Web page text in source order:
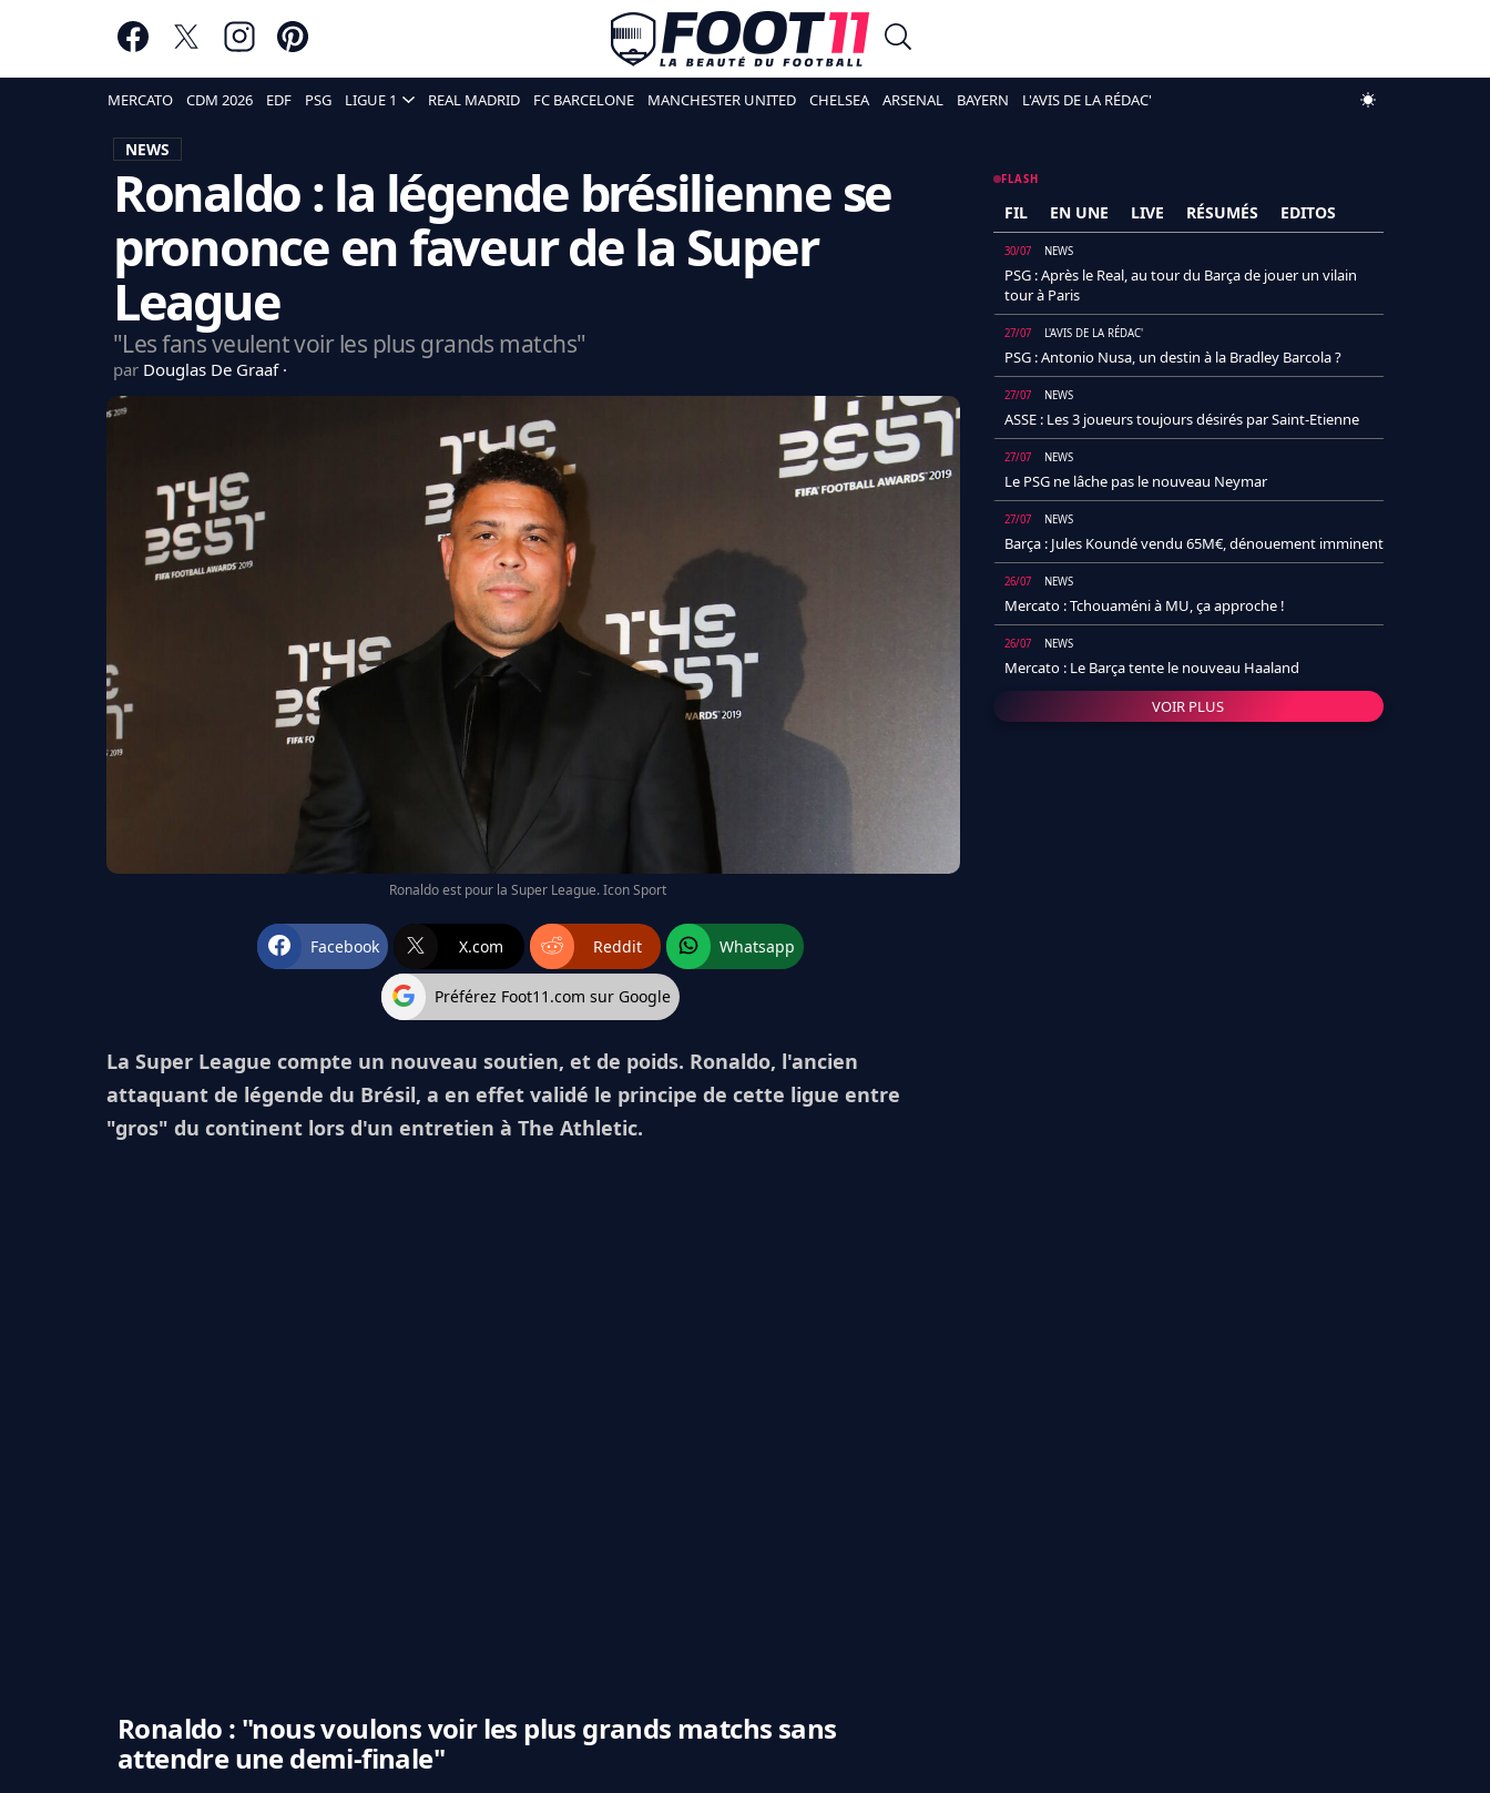
MERCATO CDM 2026 EDF PSG LIGUE 1 REAL MADRID FC BARCELONE MANCHESTER UNITED CHELSEA ARSENAL BAYERN L'AVIS DE LA RÉDAC'
NEWS
Ronaldo : la légende brésilienne se
prononce en faveur de la Super
League
"Les fans veulent voir les plus grands matchs"
par Douglas De Graaf
Ronaldo est pour la Super League. Icon Sport
Facebook X.com Reddit Whatsapp
Préférez Foot11.com sur Google
La Super League compte un nouveau soutien, et de poids. Ronaldo, l'ancien
attaquant de légende du Brésil, a en effet validé le principe de cette ligue entre
"gros" du continent lors d'un entretien à The Athletic.
Ronaldo : "nous voulons voir les plus grands matchs sans
attendre une demi-finale"
FLASH
FIL EN UNE LIVE RÉSUMÉS EDITOS
30/07 NEWS
PSG : Après le Real, au tour du Barça de jouer un vilain
tour à Paris
27/07 L'AVIS DE LA RÉDAC'
PSG : Antonio Nusa, un destin à la Bradley Barcola ?
27/07 NEWS
ASSE : Les 3 joueurs toujours désirés par Saint-Etienne
27/07 NEWS
Le PSG ne lâche pas le nouveau Neymar
27/07 NEWS
Barça : Jules Koundé vendu 65M€, dénouement imminent
26/07 NEWS
Mercato : Tchouaméni à MU, ça approche !
26/07 NEWS
Mercato : Le Barça tente le nouveau Haaland
VOIR PLUS